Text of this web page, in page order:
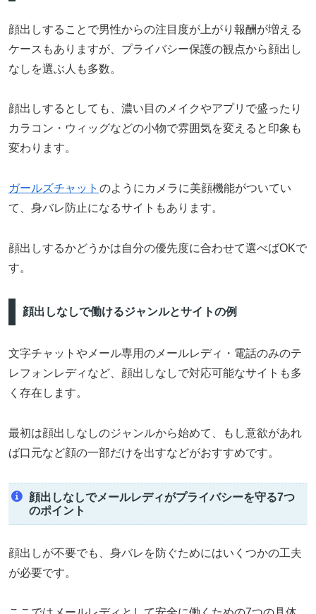
顔出しすることで男性からの注目度が上がり報酬が増える
ケースもありますが、プライバシー保護の観点から顔出し
なしを選ぶ人も多数。
顔出しするとしても、濃い目のメイクやアプリで盛ったり
カラコン・ウィッグなどの小物で雰囲気を変えると印象も
変わります。
ガールズチャット のようにカメラに美顔機能がついてい
て、身バレ防止になるサイトもあります。
顔出しするかどうかは自分の優先度に合わせて選べばOKで
す。
顔出しなしで働けるジャンルとサイトの例
文字チャットやメール専用のメールレディ・電話のみのテ
レフォンレディなど、顔出しなしで対応可能なサイトも多
く存在します。
最初は顔出しなしのジャンルから始めて、もし意欲があれ
ば口元など顔の一部だけを出すなどがおすすめです。
顔出しなしでメールレディがプライバシーを守る7つ
のポイント
顔出しが不要でも、身バレを防ぐためにはいくつかの工夫
が必要です。